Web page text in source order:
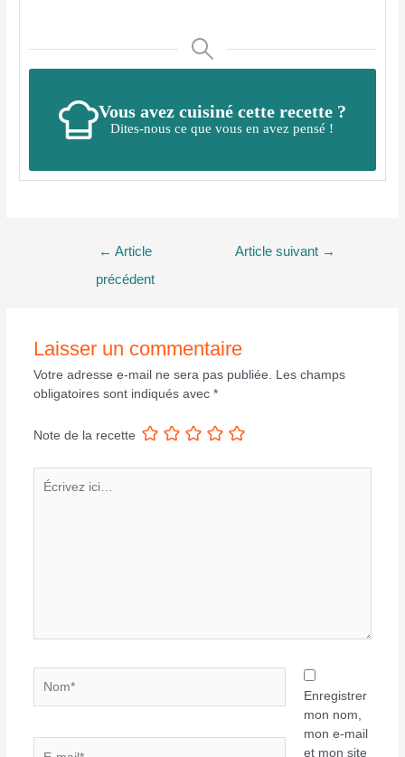
Vous avez cuisiné cette recette ?
Dites-nous ce que vous en avez pensé !
← Article
précédent
Article suivant →
Laisser un commentaire
Votre adresse e-mail ne sera pas publiée. Les champs
obligatoires sont indiqués avec *
Note de la recette
ici…
Enregistrer
mon nom,
mon e-mail
et mon site